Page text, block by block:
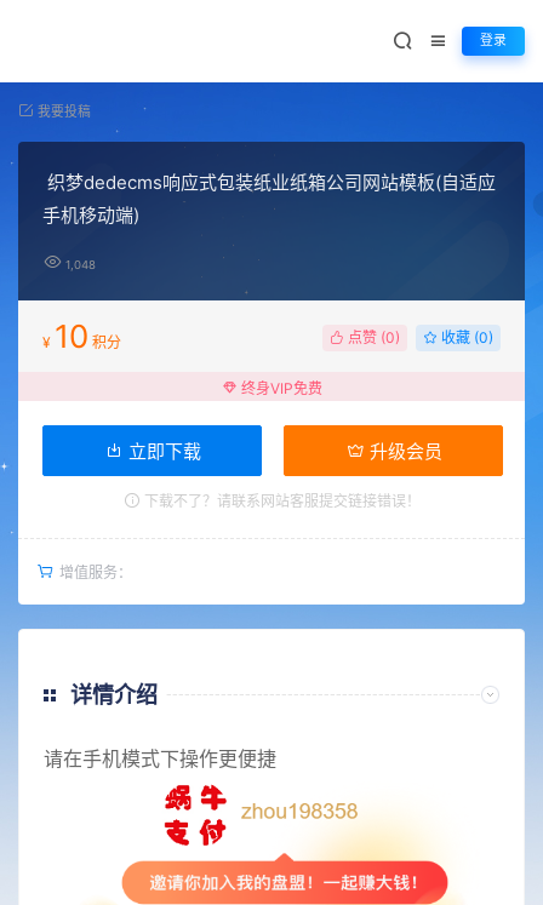
登录
我要投稿
织梦dedecms响应式包装纸业纸箱公司网站模板(自适应
手机移动端)
1,048
¥ 10 积分 点赞 (0) 收藏 (0)
终身VIP免费
立即下载 升级会员
下载不了？请联系网站客服提交链接错误！
增值服务：
详情介绍
请在手机模式下操作更便捷